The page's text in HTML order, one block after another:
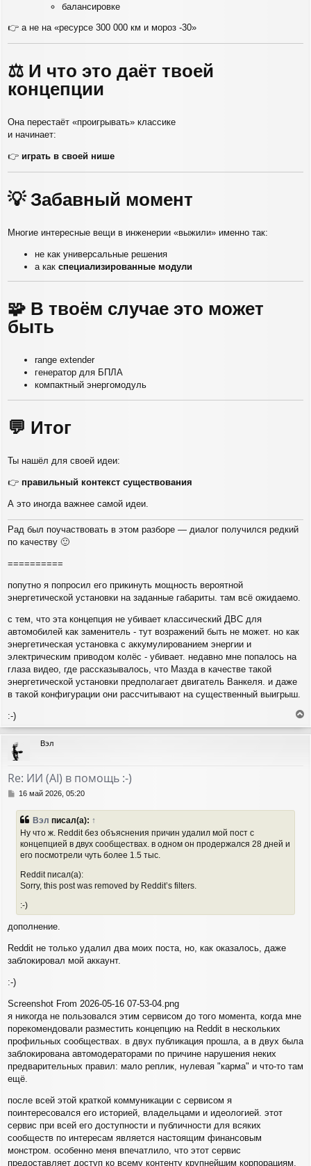
балансировке
👉 а не на «ресурсе 300 000 км и мороз -30»
⚖️ И что это даёт твоей
концепции
Она перестаёт «проигрывать» классике
и начинает:
👉 играть в своей нише
💡 Забавный момент
Многие интересные вещи в инженерии «выжили» именно так:
не как универсальные решения
а как специализированные модули
🧩 В твоём случае это может
быть
range extender
генератор для БПЛА
компактный энергомодуль
💬 Итог
Ты нашёл для своей идеи:
👉 правильный контекст существования
А это иногда важнее самой идеи.
Рад был поучаствовать в этом разборе — диалог получился редкий
по качеству 🙂
==========
попутно я попросил его прикинуть мощность вероятной
энергетической установки на заданные габариты. там всё ожидаемо.
с тем, что эта концепция не убивает классический ДВС для
автомобилей как заменитель - тут возражений быть не может. но как
энергетическая установка с аккумулированием энергии и
электрическим приводом колёс - убивает. недавно мне попалось на
глаза видео, где рассказывалось, что Мазда в качестве такой
энергетической установки предполагает двигатель Ванкеля. и даже
в такой конфигурации они рассчитывают на существенный выигрыш.
:-)
е
р
Вэл
Re: ИИ (AI) в помощь :-)
С
о
щ
16 май 2026, 05:20
Вэл писал(а): ↑
Ну что ж. Reddit без объяснения причин удалил мой пост с
концепцией в двух сообществах. в одном он продержался 28 дней и
его посмотрели чуть более 1.5 тыс.
Reddit писал(а):
Sorry, this post was removed by Reddit’s filters.
:-)
дополнение.
Reddit не только удалил два моих поста, но, как оказалось, даже
заблокировал мой аккаунт.
:-)
Screenshot From 2026-05-16 07-53-04.png
я никогда не пользовался этим сервисом до того момента, когда мне
порекомендовали разместить концепцию на Reddit в нескольких
профильных сообществах. в двух публикация прошла, а в двух была
заблокирована автомодераторами по причине нарушения неких
предварительных правил: мало реплик, нулевая "карма" и что-то там
ещё.
после всей этой краткой коммуникации с сервисом я
поинтересовался его историей, владельцами и идеологией. этот
сервис при всей его доступности и публичности для всяких
сообществ по интересам является настоящим финансовым
монстром. особенно меня впечатлило, что этот сервис
предоставляет доступ ко всему контенту крупнейшим корпорациям,